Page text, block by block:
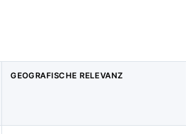
GEOGRAFISCHE RELEVANZ